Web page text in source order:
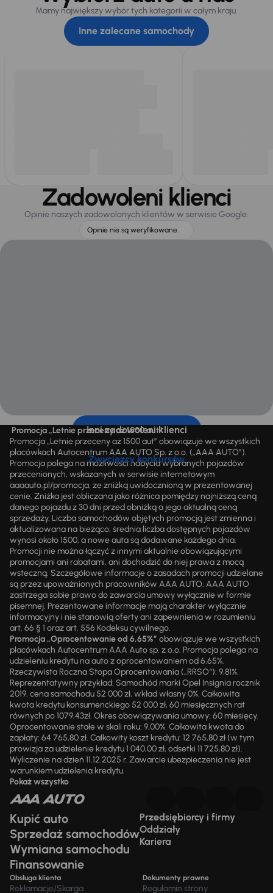
Mamy największy wybór tych kategorii w całym kraju.
Inne zalecane samochody
Zadowoleni klienci
Opinie naszych zadowolonych klientów w serwisie Google.
Opinie nie są weryfikowane.
Inni zadowoleni klienci
Zwycięzcy konkursów
Promocja „Letnie przeceny aż 1500 aut”
Promocja „Letnie przeceny aż 1500 aut” obowiązuje we wszystkich
placówkach Autocentrum AAA AUTO Sp. z o.o. („AAA AUTO”).
Promocja polega na możliwości nabycia wybranych pojazdów
przecenionych, wskazanych w serwisie internetowym
aaaauto.pl/promocja, ze zniżką uwidocznioną w prezentowanej
cenie. Zniżka jest obliczana jako różnica pomiędzy najniższą ceną
danego pojazdu z 30 dni przed obniżką a jego aktualną ceną
sprzedaży. Liczba samochodów objętych promocją jest zmienna i
aktualizowana na bieżąco; średnia liczba dostępnych pojazdów
wynosi około 1500, a nowe auta są dodawane każdego dnia.
Promocji nie można łączyć z innymi aktualnie obowiązującymi
promocjami ani rabatami, ani dochodzić do niej prawa z mocą
wsteczną. Szczegółowe informacje o zasadach promocji udzielane
są przez upoważnionych pracowników AAA AUTO. AAA AUTO
zastrzega sobie prawo do zawarcia umowy wyłącznie w formie
pisemnej. Prezentowane informacje mają charakter wyłącznie
informacyjny i nie stanowią oferty ani zapewnienia w rozumieniu
art. 66 § 1 oraz art. 556 Kodeksu cywilnego.
Promocja „Oprocentowanie od 6,65%” obowiązuje we wszystkich
placówkach Autocentrum AAA Auto sp. z o.o. Promocja polega na
udzieleniu kredytu na auto z oprocentowaniem od 6,65%.
Rzeczywista Roczna Stopa Oprocentowania („RRSO“): 9,81%.
Reprezentatywny przykład: Samochód marki Opel Insignia rocznik
2019, cena samochodu 52 000 zł, wkład własny 0%. Całkowita
kwota kredytu konsumenckiego 52 000 zł, 60 miesięcznych rat
równych po 1079,43zł. Okres obowiązywania umowy: 60 miesięcy.
Oprocentowanie stałe w skali roku: 9,00%. Całkowita kwota do
zapłaty: 64 765,80 zł. Całkowity koszt kredytu: 12 765,80 zł (w tym
prowizja za udzielenie kredytu 1 040,00 zł, odsetki 11 725,80 zł).
Wyliczenie na dzień 11.12.2025 r. Zawarcie ubezpieczenia nie jest
warunkiem udzielenia kredytu.
Pokaż wszystko
Kupić auto
Sprzedaż samochodów
Wymiana samochodu
Finansowanie
Przedsiębiorcy i firmy
Oddziały
Kariera
Obsługa klienta
Reklamacje/Skarga
Dokumenty prawne
Regulamin strony